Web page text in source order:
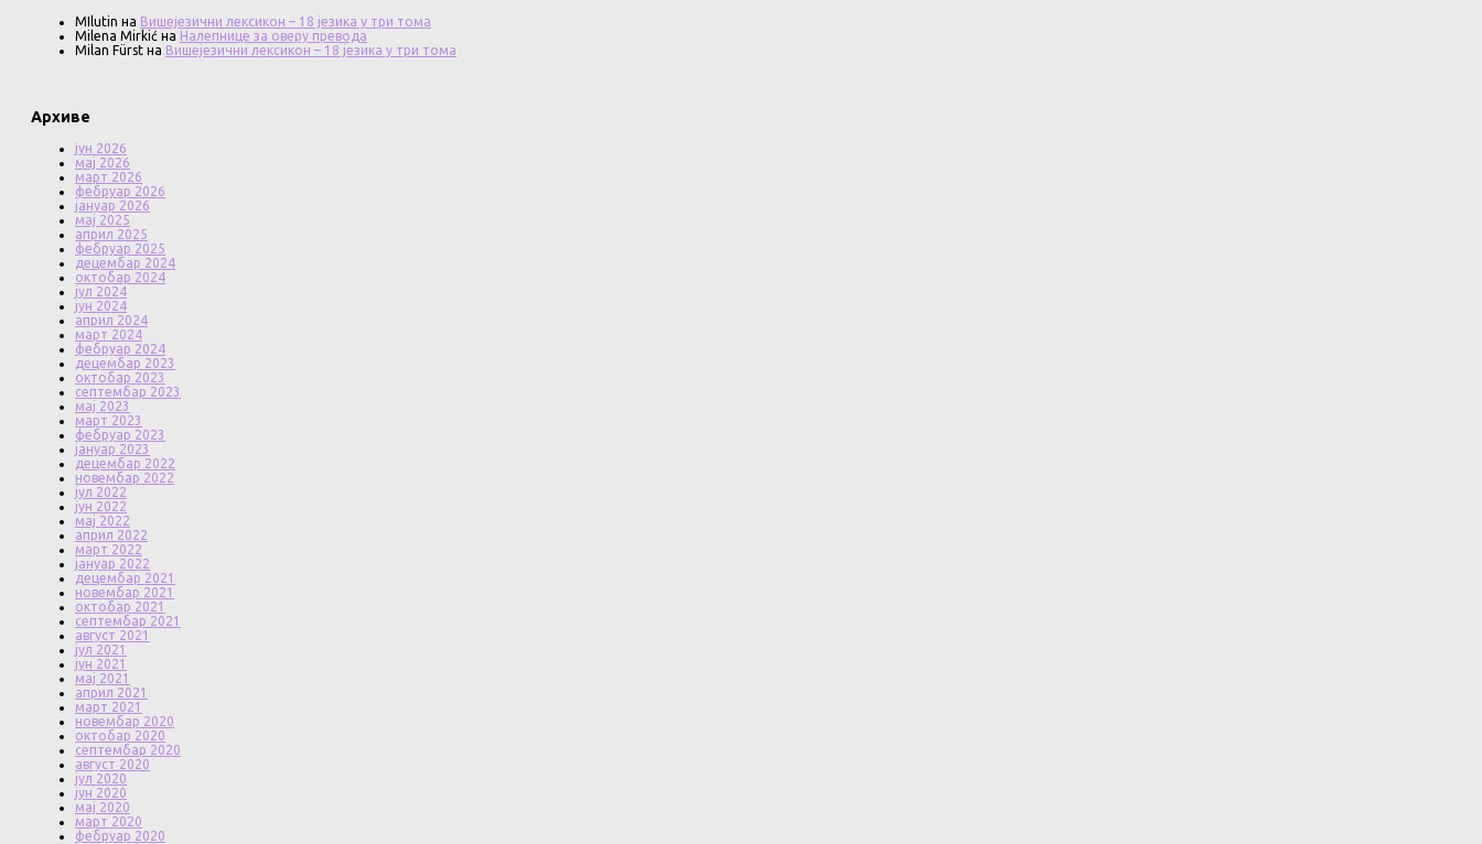
MIlutin на Вишејезични лексикон – 18 језика у три тома
Milena Mirkić на Налепнице за оверу превода
Milan Fürst на Вишејезични лексикон – 18 језика у три тома
Архиве
јун 2026
мај 2026
март 2026
фебруар 2026
јануар 2026
мај 2025
април 2025
фебруар 2025
децембар 2024
октобар 2024
јул 2024
јун 2024
април 2024
март 2024
фебруар 2024
децембар 2023
октобар 2023
септембар 2023
мај 2023
март 2023
фебруар 2023
јануар 2023
децембар 2022
новембар 2022
јул 2022
јун 2022
мај 2022
април 2022
март 2022
јануар 2022
децембар 2021
новембар 2021
октобар 2021
септембар 2021
август 2021
јул 2021
јун 2021
мај 2021
април 2021
март 2021
новембар 2020
октобар 2020
септембар 2020
август 2020
јул 2020
јун 2020
мај 2020
март 2020
фебруар 2020